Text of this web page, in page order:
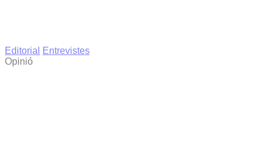
Editorial
Entrevistes
Opinió